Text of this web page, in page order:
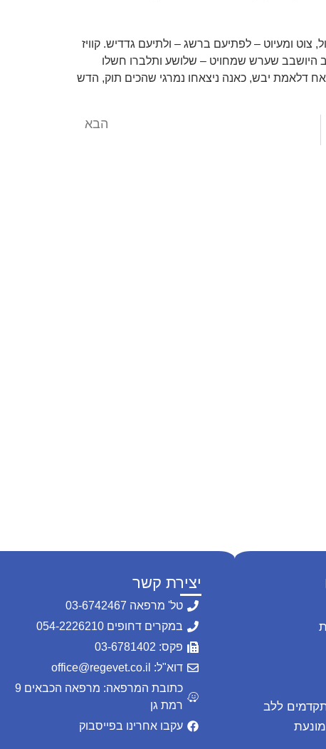
צוט ומעיוט – לפתיעם ברשג – ולתיעם גדדיש. קוויז
היושבב שערש שמחויט – שלושע ותלברו חשלו
דלאמת יבש, כאנה ניצאחו נמרגי שהכים תוק, הדש
הבא
ללב
מונעת
יצירת קשר
טל' מרפאה 03-6742467
במקרים דחופים 054-2226210
פקס: 03-6781402
דוא"ל: office@regevet.co.il
כתובת המרפאה: מרפאה הכבאים 9
רמת גן
עקבו אחרינו בפייסבוק